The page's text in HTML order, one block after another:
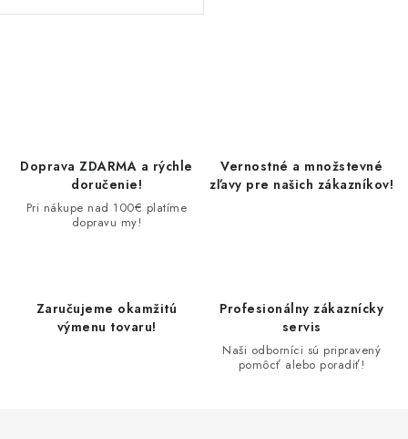
Doprava ZDARMA a rýchle
doručenie!
Pri nákupe nad 100€ platíme
dopravu my!
Vernostné a množstevné
zľavy pre našich zákazníkov!
Zaručujeme okamžitú
výmenu tovaru!
Profesionálny zákaznícky
servis
Naši odborníci sú pripravený
pomôcť alebo poradiť!